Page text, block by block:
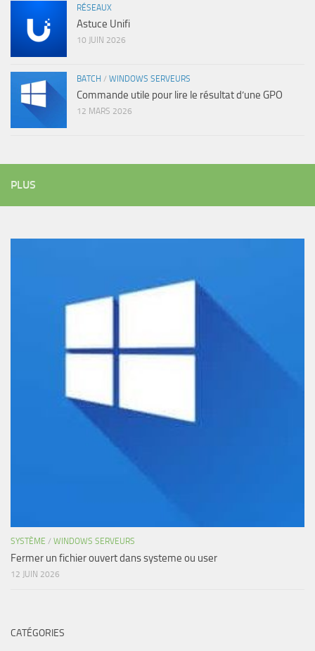
RÉSEAUX
Astuce Unifi
10 JUIN 2026
BATCH / WINDOWS SERVEURS
Commande utile pour lire le résultat d’une GPO
12 MARS 2026
PLUS
SYSTÈME / WINDOWS SERVEURS
Fermer un fichier ouvert dans systeme ou user
12 JUIN 2026
CATÉGORIES